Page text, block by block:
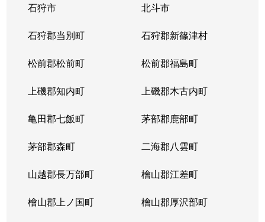
石狩市 北斗市
石狩郡当別町 石狩郡新篠津村
松前郡松前町 松前郡福島町
上磯郡知内町 上磯郡木古内町
亀田郡七飯町 茅部郡鹿部町
茅部郡森町 二海郡八雲町
山越郡長万部町 檜山郡江差町
檜山郡上ノ国町 檜山郡厚沢部町